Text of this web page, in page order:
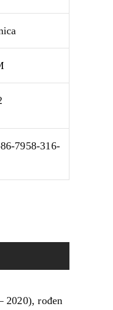
7958-316-
2020), rođen